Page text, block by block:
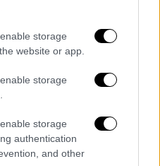
storage
website or app.
storage
storage
authentication
and other
ενωθούν με τα
η εποχή της Χούντας
και φόβου, αλλά
δυνατός για ν'
Η Μητρόπολη
τους δρόμους,
ανεπανάληπτο